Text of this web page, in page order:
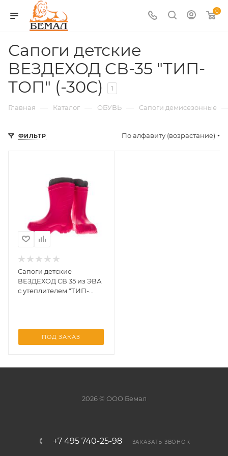
0
Сапоги детские
ВЕЗДЕХОД CВ-35 "ТИП-
ТОП" (-30С)
1
Главная — Каталог — ОБУВЬ — Сапоги демисезонные
ФИЛЬТР По алфавиту (возрастание)
Сапоги детские
ВЕЗДЕХОД СВ 35 из ЭВА
с утеплителем "ТИП-
ПОД ЗАКАЗ
2026 © ООО Бемал
+7 495 740-25-98 ЗАКАЗАТЬ ЗВОНОК